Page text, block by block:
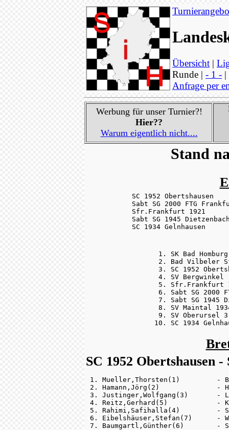
Übersicht |
Runde | - 1 - |
Anfrage per
Werbung für unser Turnier?!
Hier??
Warum eigentlich nicht....
Stand
SC 1952
Sabt SG 2000 FTG
Sfr.Frankfurt 1921
Sabt SG 1945
1. SK Bad
2. Bad Vilbeler
3. SC 1952
4. SV
5.
6. Sabt SG
7. Sabt SG
8. SV Maintal
9. SV
10. SC 1934
SC 1952 Obertshausen
1. Mueller,Thorsten(1)         -
2. Hamann,Jörg(2)              -
3. Justinger,Wolfgang(3)       -
4. Reitz,Gerhard(5)            -
5. Rahimi,Safihalla(4)         -
6. Eibelshäuser,Stefan(7)
7. Baumgartl,Günther(6)        -